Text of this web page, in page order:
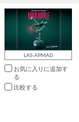
LAS-APMAD
お気に入りに追加
比較